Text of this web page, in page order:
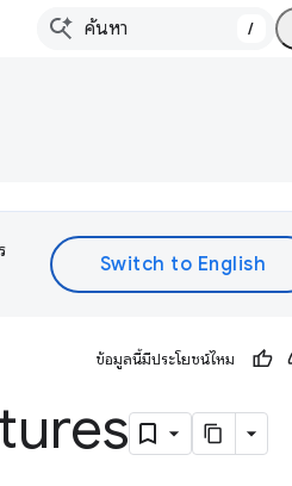
/
ข้อมูลนี้มีประโยชน์ไหม